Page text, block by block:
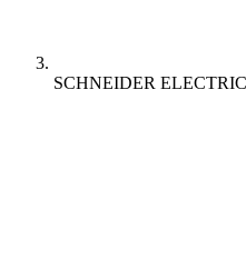
SCHNEIDER ELECTRIC